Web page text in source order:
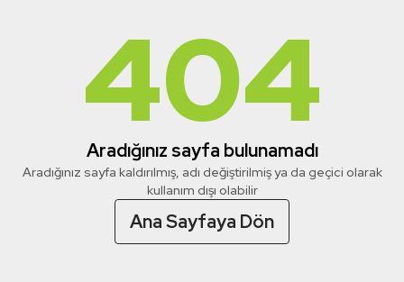
404
Aradığınız sayfa bulunamadı
Aradığınız sayfa kaldırılmış, adı değiştirilmiş ya da geçici olarak
kullanım dışı olabilir
Ana Sayfaya Dön